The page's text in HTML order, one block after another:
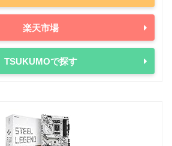
楽天市場
TSUKUMOで探す